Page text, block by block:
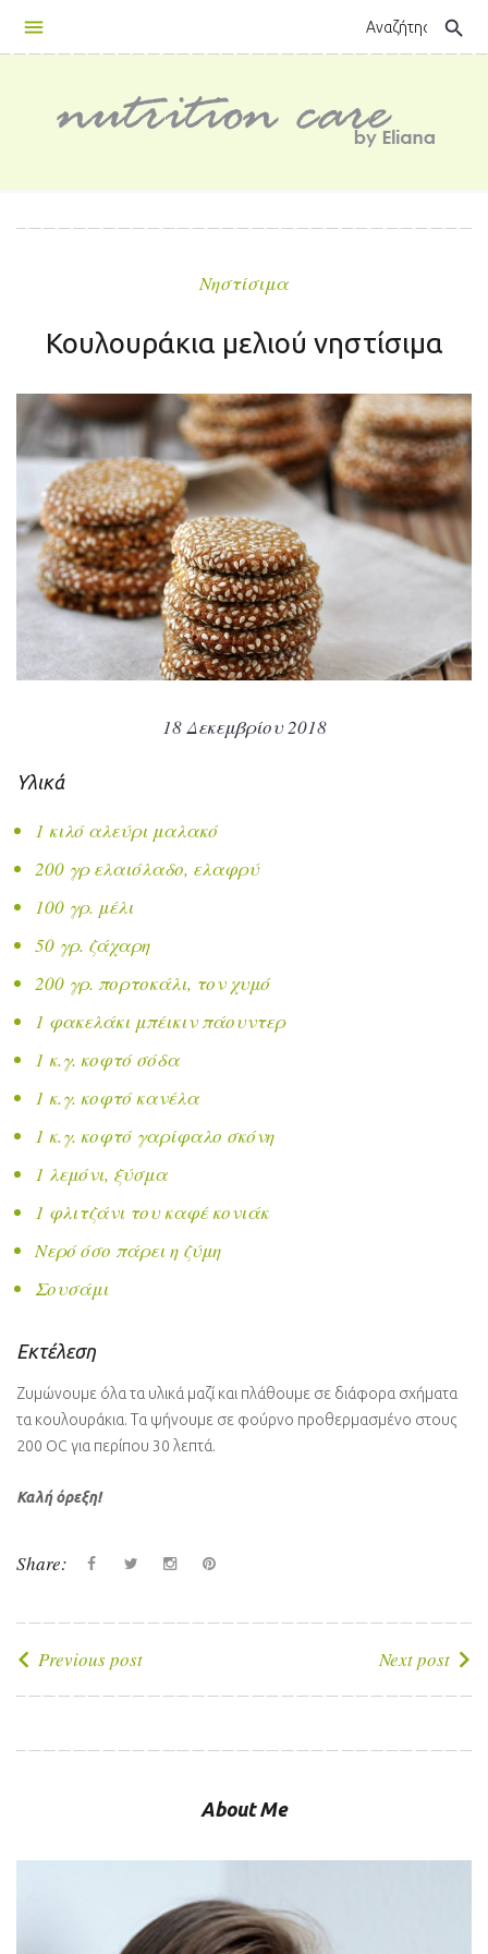
search
Νηστίσιμα
Κουλουράκια μελιού νηστίσιμα
18 Δεκεμβρίου 2018
Υλικά
1 κιλό αλεύρι μαλακό
200 γρ ελαιόλαδο, ελαφρύ
100 γρ. μέλι
50 γρ. ζάχαρη
200 γρ. πορτοκάλι, τον χυμό
1 φακελάκι μπέικιν πάουντερ
1 κ.γ. κοφτό σόδα
1 κ.γ. κοφτό κανέλα
1 κ.γ. κοφτό γαρίφαλο σκόνη
1 λεμόνι, ξύσμα
1 φλιτζάνι του καφέ κονιάκ
Νερό όσο πάρει η ζύμη
Σουσάμι
Εκτέλεση
Ζυμώνουμε όλα τα υλικά μαζί και πλάθουμε σε διάφορα σχήματα
τα κουλουράκια. Τα ψήνουμε σε φούρνο προθερμασμένο στους
200 OC για περίπου 30 λεπτά.
Καλή όρεξη!
Share: FacebookTwitterinstagramPinterest
Πλοήγηση
Previous post Next post
About Me